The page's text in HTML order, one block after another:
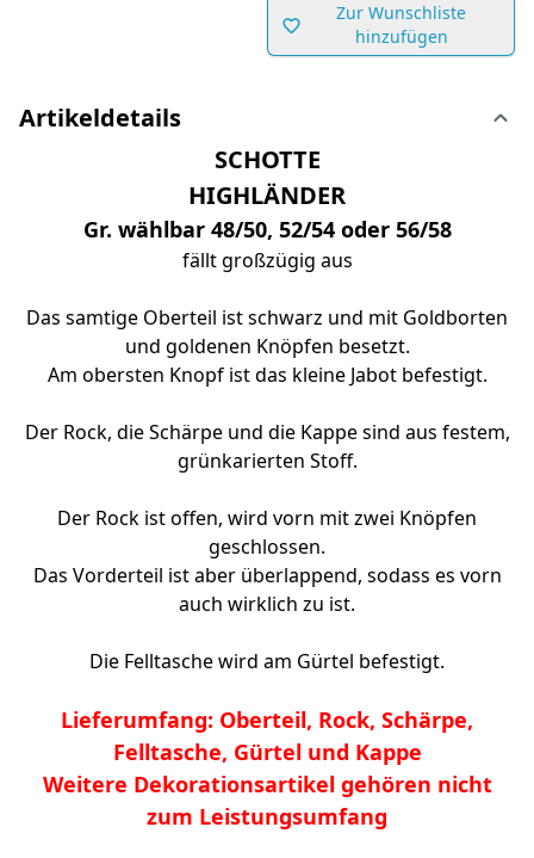
Zur Wunschliste
hinzufügen
Artikeldetails
SCHOTTE
HIGHLÄNDER
Gr. wählbar 48/50, 52/54 oder 56/58
fällt großzügig aus
Das samtige Oberteil ist schwarz und mit Goldborten
und goldenen Knöpfen besetzt.
Am obersten Knopf ist das kleine Jabot befestigt.
Der Rock, die Schärpe und die Kappe sind aus festem,
grünkarierten Stoff.
Der Rock ist offen, wird vorn mit zwei Knöpfen
geschlossen.
Das Vorderteil ist aber überlappend, sodass es vorn
auch wirklich zu ist.
Die Felltasche wird am Gürtel befestigt.
Lieferumfang: Oberteil, Rock, Schärpe,
Felltasche, Gürtel und Kappe
Weitere Dekorationsartikel gehören nicht
zum Leistungsumfang